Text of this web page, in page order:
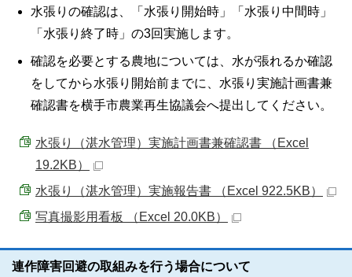
水張りの確認は、「水張り開始時」「水張り中間時」
「水張り終了時」の3回実施します。
確認を必要とする農地については、水が張れるか確認
をしてから水張り開始前までに、水張り実施計画書兼
確認書を横手市農業再生協議会へ提出してください。
水張り（湛水管理）実施計画書兼確認書 （Excel
19.2KB）
水張り（湛水管理）実施報告書 （Excel 922.5KB）
写真撮影用看板 （Excel 20.0KB）
連作障害回避の取組みを行う場合について